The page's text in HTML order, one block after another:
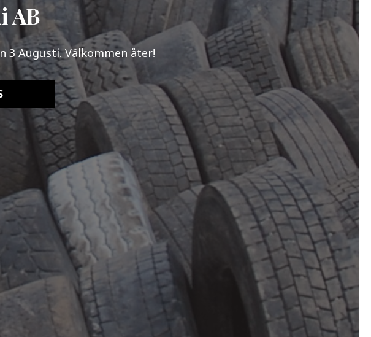
AB
3 Augusti. Välkommen åter!